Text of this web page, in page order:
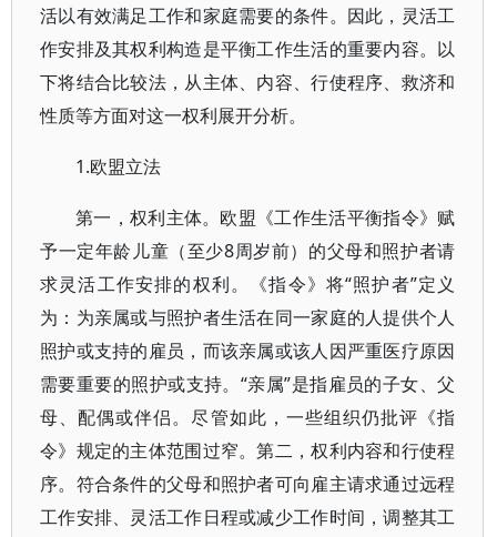
活以有效满足工作和家庭需要的条件。因此，灵活工
作安排及其权利构造是平衡工作生活的重要内容。以
下将结合比较法，从主体、内容、行使程序、救济和
性质等方面对这一权利展开分析。
1.欧盟立法
第一，权利主体。欧盟《工作生活平衡指令》赋
予一定年龄儿童（至少8周岁前）的父母和照护者请
求灵活工作安排的权利。《指令》将“照护者”定义
为：为亲属或与照护者生活在同一家庭的人提供个人
照护或支持的雇员，而该亲属或该人因严重医疗原因
需要重要的照护或支持。“亲属”是指雇员的子女、父
母、配偶或伴侣。尽管如此，一些组织仍批评《指
令》规定的主体范围过窄。第二，权利内容和行使程
序。符合条件的父母和照护者可向雇主请求通过远程
工作安排、灵活工作日程或减少工作时间，调整其工